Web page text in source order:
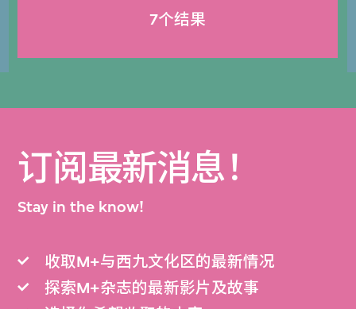
7个结果
订阅最新消息！
Stay in the know!
收取M+与西九文化区的最新情况
探索M+杂志的最新影片及故事